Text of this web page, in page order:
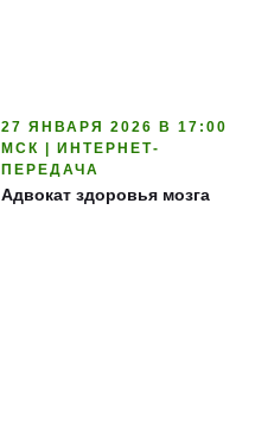
27 ЯНВАРЯ 2026 В 17:00
МСК | ИНТЕРНЕТ-
ПЕРЕДАЧА
Адвокат здоровья мозга